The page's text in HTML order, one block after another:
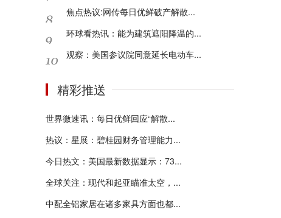
焦点热议:网传每日优鲜破产解散...
环球看热讯：能为建筑遮阳降温的...
观察：美国参议院同意延长电动车...
精彩推送
世界微速讯：每日优鲜回应“解散...
热议：星展：碧桂园财务管理能力...
今日热文：美国最新数据显示：73...
全球关注：现代和起亚瞄准太空，...
中配全铝家居在诸多家具方面也都...